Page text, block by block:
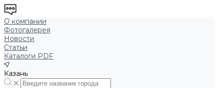
О компании
Фотогалерея
Новости
Статьи
Каталоги PDF
Казань